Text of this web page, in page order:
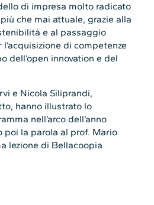
di impresa molto radicato
che mai attuale, grazie alla
e al passaggio
di competenze
dell’open innovation e del
e Nicola Siliprandi,
hanno illustrato lo
nell’arco dell’anno
poi la parola al prof. Mario
lezione di Bellacoopia